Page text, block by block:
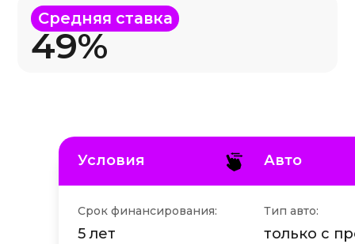
Условия Авто
Срок финансирования:
5 лет
Тип авто:
только с